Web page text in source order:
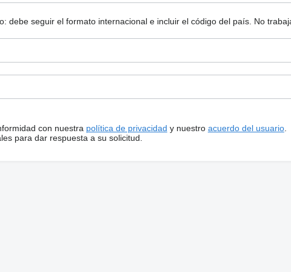
debe seguir el formato internacional e incluir el código del país. No
con nuestra política de privacidad y nuestro acuerdo del usuario.
para dar respuesta a su solicitud.